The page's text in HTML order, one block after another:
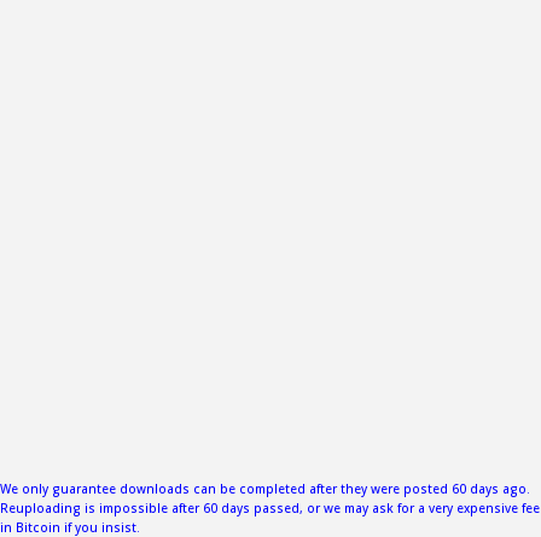
身
We only guarantee downloads can be completed after they were posted 60 days ago.
Reuploading is impossible after 60 days passed, or we may ask for a very expensive fee
in Bitcoin if you insist.